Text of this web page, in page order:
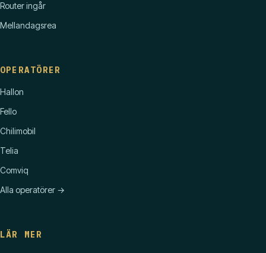
Router ingår
Mellandagsrea
OPERATÖRER
Hallon
Fello
Chilimobil
Telia
Comviq
Alla operatörer →
LÄR MER